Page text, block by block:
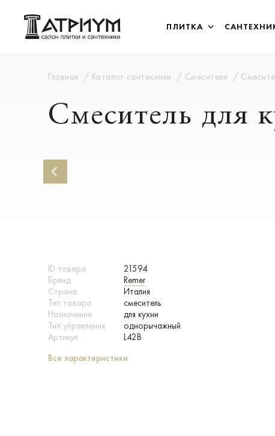
ПЛИТКА
Главная Каталог сантехники Смесители
Смеситель для
ID товара
21594
Бренд
Remer
Страна
Италия
Тип товара
смеситель
Назначение
для кухни
Тип управления
однорычажный
Артикул
L42B
Все характеристики